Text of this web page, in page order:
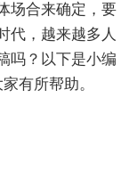
场合来确定，要
代，越来越多人
吗？以下是小编
有所帮助。